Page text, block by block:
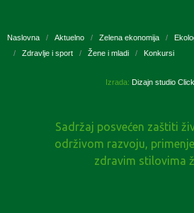
Naslovna Aktuelno Zelena ekonomija
Zdravlje i sport
Žene i mladi Konkursi
Izrada: Dizajn studio
Sadržaj posvećen zaštiti
održivom razvoju,
zdravim stilovima